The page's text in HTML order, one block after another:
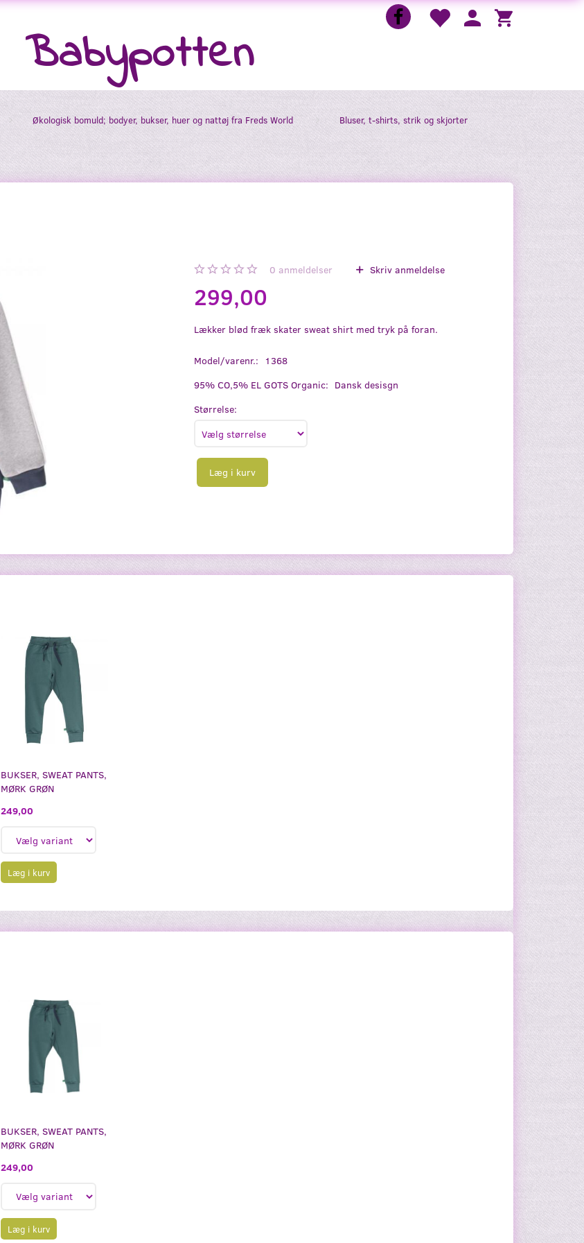
Babypotten
Økologisk bomuld; bodyer, bukser, huer og nattøj fra Freds World Bluser, t-shirts, strik og skjorter
0 anmeldelser Skriv anmeldelse
299,00
Lækker blød fræk skater sweat shirt med tryk på foran.
Model/varenr.:
1368
95% CO,5% EL GOTS Organic: Dansk desisgn
Størrelse:
Læg i kurv
BUKSER, SWEAT PANTS,
MØRK GRØN
249,00
Læg i kurv
BUKSER, SWEAT PANTS,
MØRK GRØN
249,00
Læg i kurv